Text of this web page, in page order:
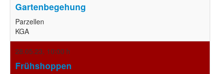
Gartenbegehung
Parzellen
KGA
28.05.23, 10:00 h
Frühshoppen